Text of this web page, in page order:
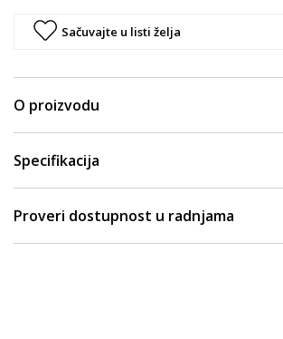
Sačuvajte u listi želja
O proizvodu
Specifikacija
Proveri dostupnost u radnjama